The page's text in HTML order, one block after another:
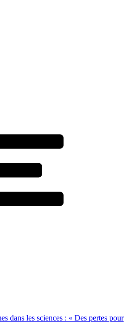
dans les sciences : « Des pertes pour